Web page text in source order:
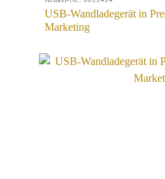
USB-Wandladegerät in
Marketing